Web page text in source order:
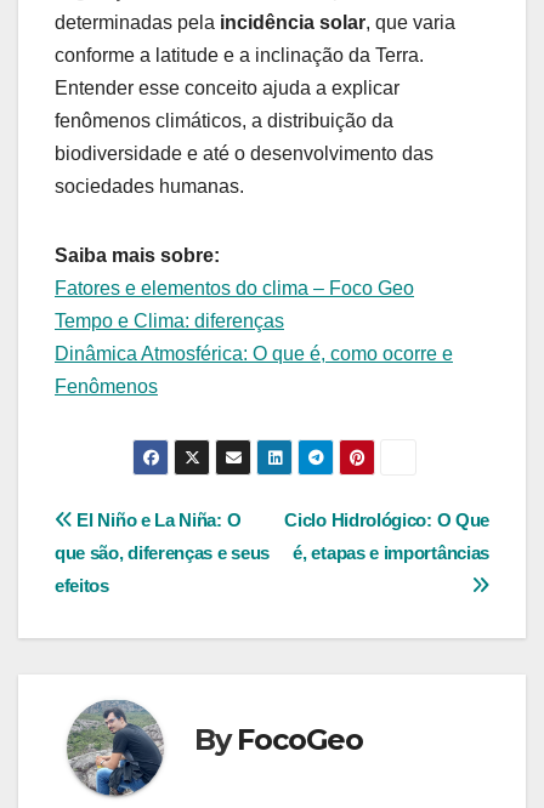
determinadas pela incidência solar, que varia
conforme a latitude e a inclinação da Terra.
Entender esse conceito ajuda a explicar
fenômenos climáticos, a distribuição da
biodiversidade e até o desenvolvimento das
sociedades humanas.
Saiba mais sobre:
Fatores e elementos do clima – Foco Geo
Tempo e Clima: diferenças
Dinâmica Atmosférica: O que é, como ocorre e
Fenômenos
Navegação
de
Post
Ciclo Hidrológico: O Que
é, etapas e importâncias
El Niño e La Niña: O
que são, diferenças e seus
efeitos
ByFocoGeo